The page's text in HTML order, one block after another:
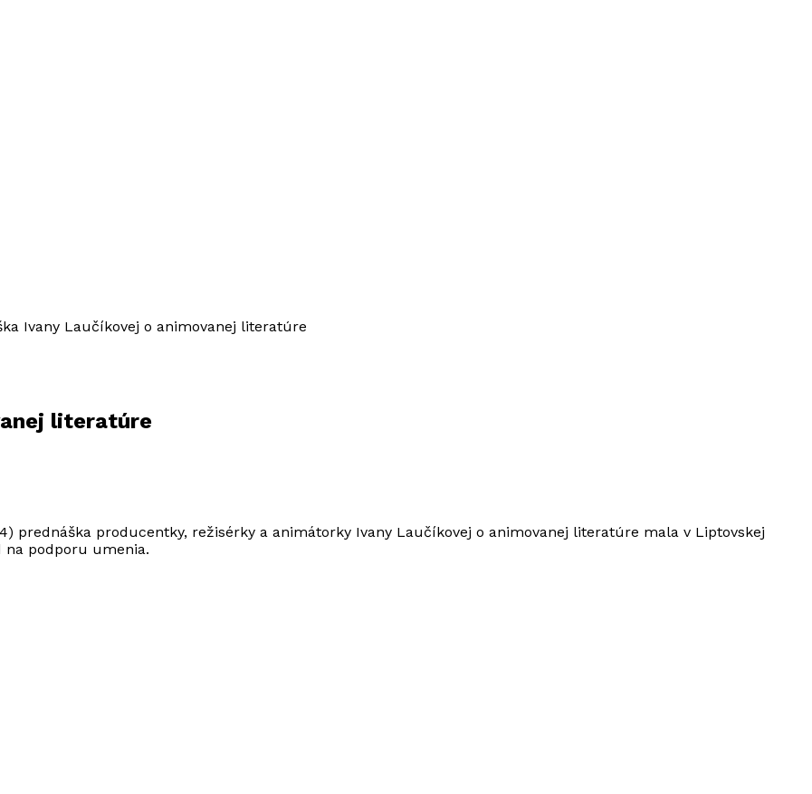
Ivany Laučíkovej o animovanej literatúre
literatúre
prednáška producentky, režisérky a animátorky Ivany Laučíkovej o animovanej literatúre mala v Liptovskej
na podporu umenia.